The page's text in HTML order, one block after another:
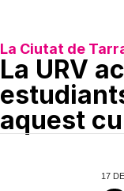
La Ciutat de
La URV
aquest
17